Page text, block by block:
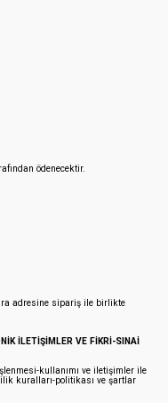
ödenecektir.
adresine sipariş ile birlikte
İLETİŞİMLER VE FİKRİ-SINAİ
kullanımı ve iletişimler ile
kuralları-politikası ve şartlar